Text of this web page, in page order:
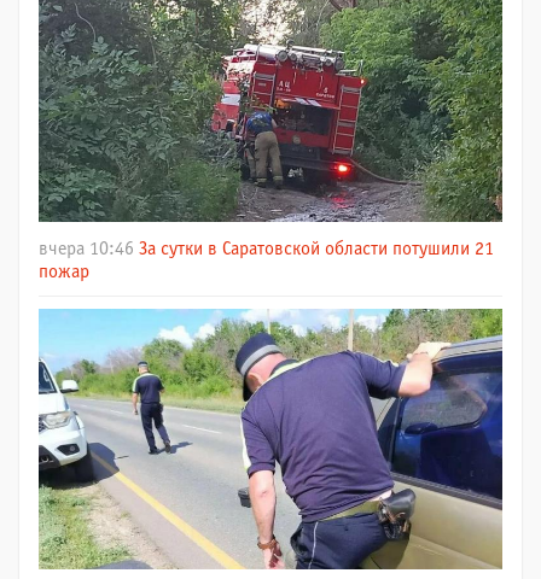
вчера 10:46 За сутки в Саратовской области потушили 21
пожар